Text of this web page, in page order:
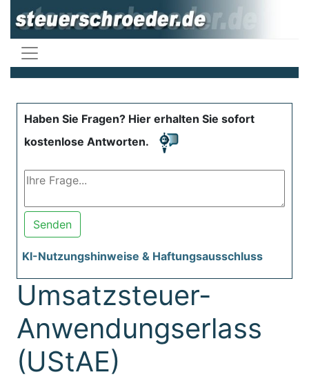
Haben Sie Fragen? Hier erhalten Sie sofort
kostenlose Antworten.
Senden
KI-Nutzungshinweise & Haftungsausschluss
Umsatzsteuer-
Anwendungserlass
(UStAE)